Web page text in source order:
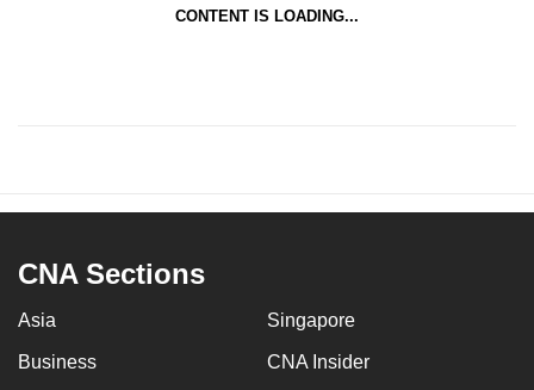
CONTENT IS LOADING...
CNA Sections
Asia Singapore
Business CNA Insider